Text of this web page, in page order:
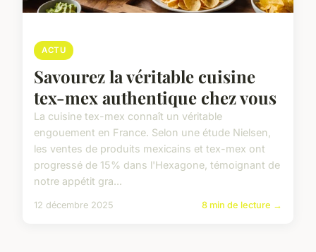
ACTU
Savourez la véritable cuisine
tex-mex authentique chez vous
La cuisine tex-mex connaît un véritable
engouement en France. Selon une étude Nielsen,
les ventes de produits mexicains et tex-mex ont
progressé de 15% dans l'Hexagone, témoignant de
notre appétit gra...
12 décembre 2025 8 min de lecture →